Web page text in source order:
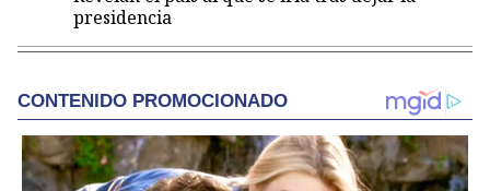
presidencia